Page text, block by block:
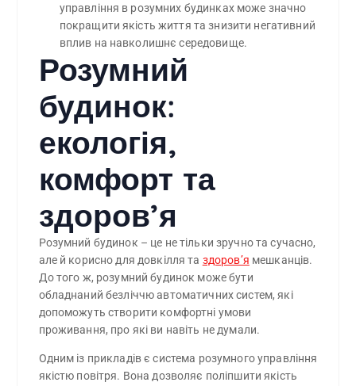
управління в розумних будинках може значно
покращити якість життя та знизити негативний
вплив на навколишнє середовище.
Розумний
будинок:
екологія,
комфорт та
здоров’я
Розумний будинок – це не тільки зручно та сучасно,
але й корисно для довкілля та здоров’я мешканців.
До того ж, розумний будинок може бути
обладнаний безліччю автоматичних систем, які
допоможуть створити комфортні умови
проживання, про які ви навіть не думали.
Одним із прикладів є система розумного управління
якістю повітря. Вона дозволяє поліпшити якість